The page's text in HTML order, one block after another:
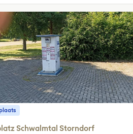
Schwalmtal Storndorf